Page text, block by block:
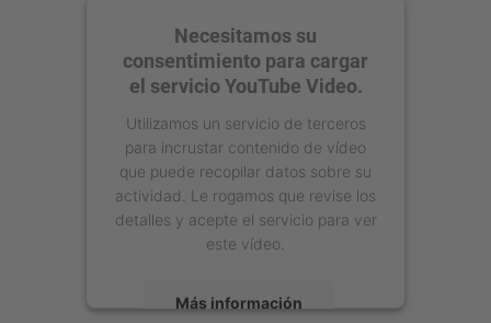
Necesitamos su
consentimiento para cargar
el servicio YouTube Video.
Utilizamos un servicio de terceros
para incrustar contenido de vídeo
que puede recopilar datos sobre su
actividad. Le rogamos que revise los
detalles y acepte el servicio para ver
este vídeo.
Más información